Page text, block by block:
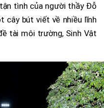
tình của người thầy Đỗ
cây bút viết về nhiều lĩnh
tài môi trường, Sinh Vật